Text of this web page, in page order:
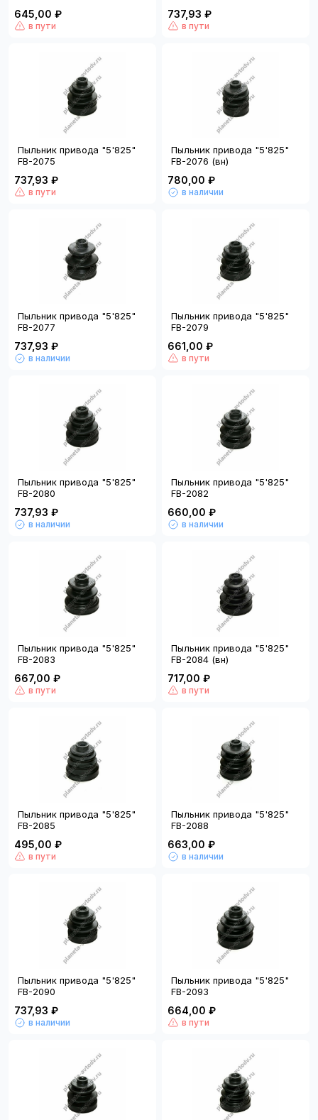
645,00 ₽
в пути
737,93 ₽
в пути
Пыльник привода "5'825"
FB-2075
737,93 ₽
в пути
Пыльник привода "5'825"
FB-2076 (вн)
780,00 ₽
в наличии
Пыльник привода "5'825"
FB-2077
737,93 ₽
в наличии
Пыльник привода "5'825"
FB-2079
661,00 ₽
в пути
Пыльник привода "5'825"
FB-2080
737,93 ₽
в наличии
Пыльник привода "5'825"
FB-2082
660,00 ₽
в наличии
Пыльник привода "5'825"
FB-2083
667,00 ₽
в пути
Пыльник привода "5'825"
FB-2084 (вн)
717,00 ₽
в пути
Пыльник привода "5'825"
FB-2085
495,00 ₽
в пути
Пыльник привода "5'825"
FB-2088
663,00 ₽
в наличии
Пыльник привода "5'825"
FB-2090
737,93 ₽
в наличии
Пыльник привода "5'825"
FB-2093
664,00 ₽
в пути